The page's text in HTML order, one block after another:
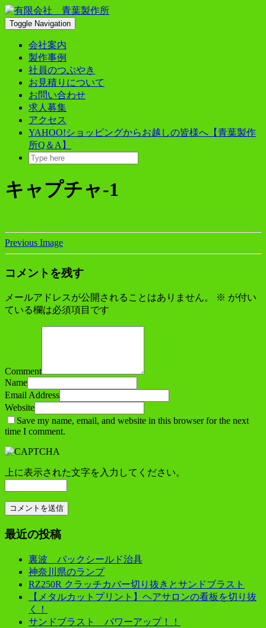
Skip
to
content
Toggle Navigation
会社案内
製作事例
社員のつぶやき
お見積りについて
お問い合わせ
求人募集
アクセス
YAHOO!ショッピングからお越しの皆様へ【青葉製作
所Q＆A】
キャプチャ-1
Previous Image
コメントを残す
メールアドレスが公開されることはありません。 ※ が付い
ている欄は必須項目です
Comment
Name
Email Address
Website
Save my name, email, and website in this browser for the next
time I comment.
上に表示された文字を入力してください。
最近の投稿
裏波 バックシールド治具
神奈川県のランプ
RZ250R クラッチカバー切り抜きとサンドブラスト
【メタルカットプリント】ヘアサロンの看板を切り抜
く！
サンドブラスト パワーアップ！！